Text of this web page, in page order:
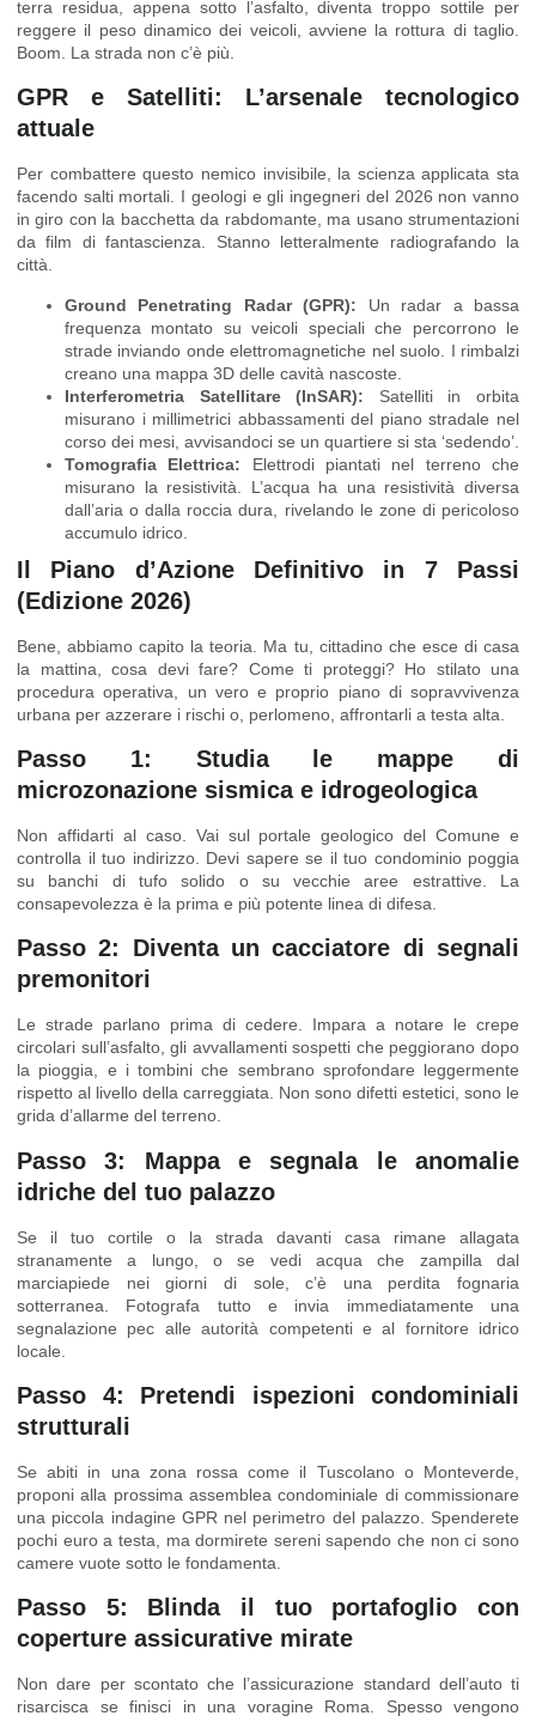
terra residua, appena sotto l’asfalto, diventa troppo sottile per
reggere il peso dinamico dei veicoli, avviene la rottura di taglio.
Boom. La strada non c’è più.
GPR e Satelliti: L’arsenale tecnologico
attuale
Per combattere questo nemico invisibile, la scienza applicata sta
facendo salti mortali. I geologi e gli ingegneri del 2026 non vanno
in giro con la bacchetta da rabdomante, ma usano strumentazioni
da film di fantascienza. Stanno letteralmente radiografando la
città.
Ground Penetrating Radar (GPR): Un radar a bassa
frequenza montato su veicoli speciali che percorrono le
strade inviando onde elettromagnetiche nel suolo. I rimbalzi
creano una mappa 3D delle cavità nascoste.
Interferometria Satellitare (InSAR): Satelliti in orbita
misurano i millimetrici abbassamenti del piano stradale nel
corso dei mesi, avvisandoci se un quartiere si sta ‘sedendo’.
Tomografia Elettrica: Elettrodi piantati nel terreno che
misurano la resistività. L’acqua ha una resistività diversa
dall’aria o dalla roccia dura, rivelando le zone di pericoloso
accumulo idrico.
Il Piano d’Azione Definitivo in 7 Passi
(Edizione 2026)
Bene, abbiamo capito la teoria. Ma tu, cittadino che esce di casa
la mattina, cosa devi fare? Come ti proteggi? Ho stilato una
procedura operativa, un vero e proprio piano di sopravvivenza
urbana per azzerare i rischi o, perlomeno, affrontarli a testa alta.
Passo 1: Studia le mappe di
microzonazione sismica e idrogeologica
Non affidarti al caso. Vai sul portale geologico del Comune e
controlla il tuo indirizzo. Devi sapere se il tuo condominio poggia
su banchi di tufo solido o su vecchie aree estrattive. La
consapevolezza è la prima e più potente linea di difesa.
Passo 2: Diventa un cacciatore di segnali
premonitori
Le strade parlano prima di cedere. Impara a notare le crepe
circolari sull’asfalto, gli avvallamenti sospetti che peggiorano dopo
la pioggia, e i tombini che sembrano sprofondare leggermente
rispetto al livello della carreggiata. Non sono difetti estetici, sono le
grida d’allarme del terreno.
Passo 3: Mappa e segnala le anomalie
idriche del tuo palazzo
Se il tuo cortile o la strada davanti casa rimane allagata
stranamente a lungo, o se vedi acqua che zampilla dal
marciapiede nei giorni di sole, c’è una perdita fognaria
sotterranea. Fotografa tutto e invia immediatamente una
segnalazione pec alle autorità competenti e al fornitore idrico
locale.
Passo 4: Pretendi ispezioni condominiali
strutturali
Se abiti in una zona rossa come il Tuscolano o Monteverde,
proponi alla prossima assemblea condominiale di commissionare
una piccola indagine GPR nel perimetro del palazzo. Spenderete
pochi euro a testa, ma dormirete sereni sapendo che non ci sono
camere vuote sotto le fondamenta.
Passo 5: Blinda il tuo portafoglio con
coperture assicurative mirate
Non dare per scontato che l’assicurazione standard dell’auto ti
risarcisca se finisci in una voragine Roma. Spesso vengono